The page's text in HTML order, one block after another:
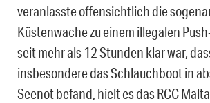
veranlasste offensichtlich die
Küstenwache zu einem illegalen
seit mehr als 12 Stunden klar war,
insbesondere das Schlauchboot in
Seenot befand, hielt es das RCC